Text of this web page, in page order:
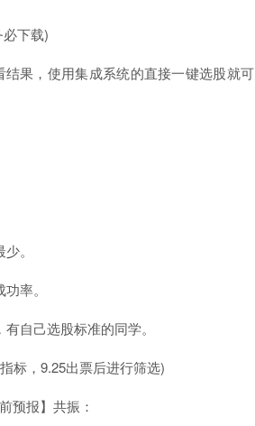
下载)
果，使用集成系统的直接一键选股就可
。
率。
自己选股标准的同学。
标，9.25出票后进行筛选)
预报】共振：